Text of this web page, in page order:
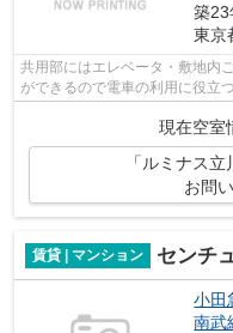
築23
東京
共用部にはエレベータ・敷地内
ができるので電車の利用に役立
ンタイプの物件です。タワー型
現在空室
「ルミナス
お問
賃貸 | マンション センチ
小田
南武